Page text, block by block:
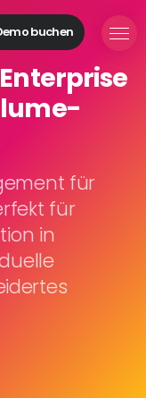
buchen
für
für
in